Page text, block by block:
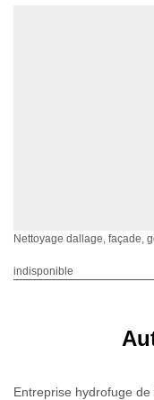
Nettoyage dallage, façade,
indisponible
Entreprise hydrofuge